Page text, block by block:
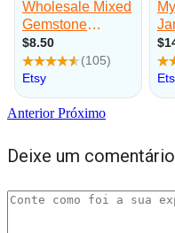
AnteriorPróximo
Deixe um comentário